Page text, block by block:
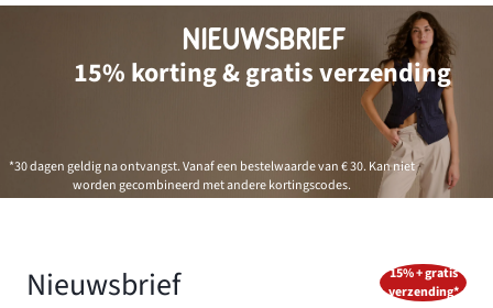
NIEUWSBRIEF
15% korting & gratis verzending
*30 dagen geldig na ontvangst. Vanaf een bestelwaarde van € 30. Kan niet
worden gecombineerd met andere kortingscodes.
Nieuwsbrief
15% + gratis
verzending*